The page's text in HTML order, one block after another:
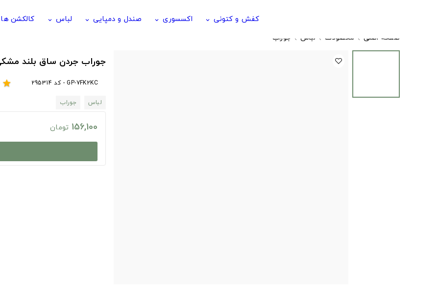
کفش و کتونی keyboard_arrow_down اکسسوری keyboard_arrow_down صندل و دمپایی keyboard_arrow_down لباس keyboard_arrow_down کالکشن ها
صفحه اصلی محصولات لباس جوراب
جوراب جردن ساق بلند
GP-7FK2KC - کد 295314 star
لباس
جوراب
156,100 تومان